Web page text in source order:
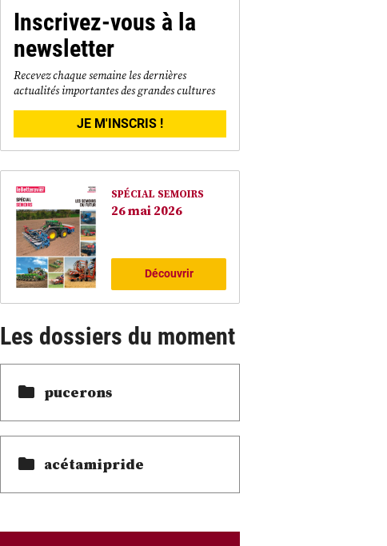
Inscrivez-vous à la
newsletter
Recevez chaque semaine les dernières
actualités importantes des grandes cultures
JE M'INSCRIS !
SPÉCIAL SEMOIRS
26 mai 2026
Découvrir
Les dossiers du moment
pucerons
acétamipride